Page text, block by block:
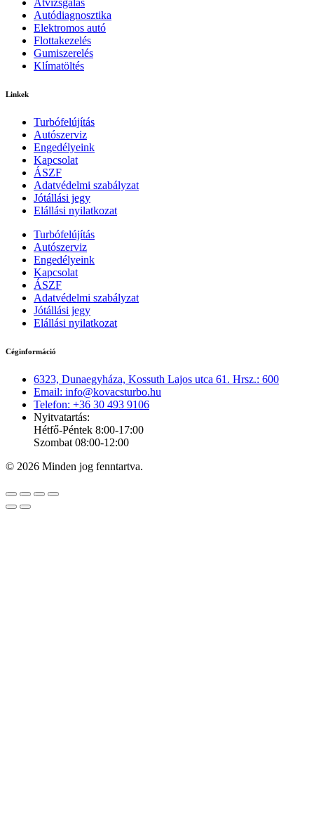
Autódiagnosztika
Elektromos autó
Flottakezelés
Gumiszerelés
Klímatöltés
Linkek
Turbófelújítás
Autószerviz
Engedélyeink
Kapcsolat
ÁSZF
Adatvédelmi szabályzat
Jótállási jegy
Elállási nyilatkozat
Turbófelújítás
Autószerviz
Engedélyeink
Kapcsolat
ÁSZF
Adatvédelmi szabályzat
Jótállási jegy
Elállási nyilatkozat
Céginformáció
6323, Dunaegyháza, Kossuth Lajos utca 61. Hrsz.: 600
Email: info@kovacsturbo.hu
Telefon: +36 30 493 9106
Nyitvatartás:
Hétfő-Péntek 8:00-17:00
Szombat 08:00-12:00
© 2026 Minden jog fenntartva.